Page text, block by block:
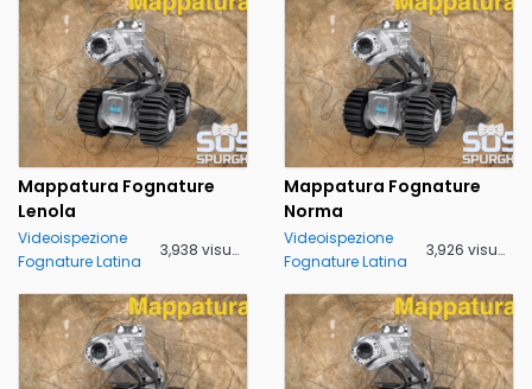
Mappatura Fognature
Lenola
Videoispezione
Fognature Latina
3,938 visualizzazioni
Mappatura Fognature
Norma
Videoispezione
Fognature Latina
3,926 visualizzazioni